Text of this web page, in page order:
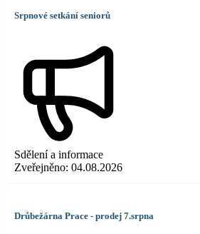
Srpnové setkání seniorů
Sdělení a informace
Zveřejněno: 04.08.2026
Drůbežárna Prace - prodej 7.srpna